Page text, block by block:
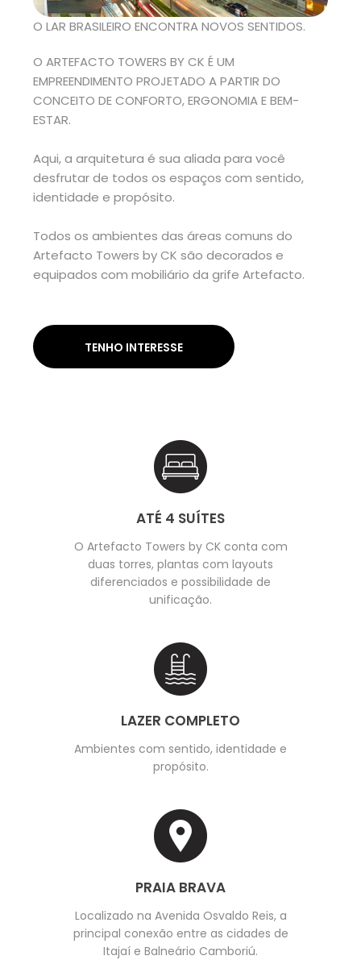
O LAR BRASILEIRO ENCONTRA NOVOS SENTIDOS.
O ARTEFACTO TOWERS BY CK É UM
EMPREENDIMENTO PROJETADO A PARTIR DO
CONCEITO DE CONFORTO, ERGONOMIA E BEM-
ESTAR.
Aqui, a arquitetura é sua aliada para você
desfrutar de todos os espaços com sentido,
identidade e propósito.
Todos os ambientes das áreas comuns do
Artefacto Towers by CK são decorados e
equipados com mobiliário da grife Artefacto.
TENHO INTERESSE
ATÉ 4 SUÍTES
O Artefacto Towers by CK conta com
duas torres, plantas com layouts
diferenciados e possibilidade de
unificação.
LAZER COMPLETO
Ambientes com sentido, identidade e
propósito.
PRAIA BRAVA
Localizado na Avenida Osvaldo Reis, a
principal conexão entre as cidades de
Itajaí e Balneário Camboriú.